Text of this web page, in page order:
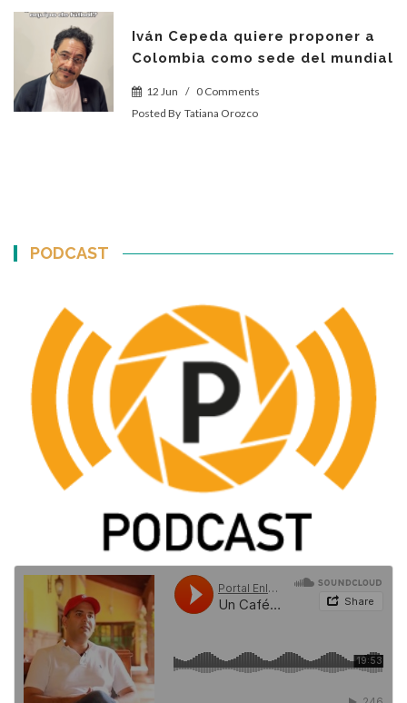
Iván Cepeda quiere proponer a
Colombia como sede del mundial
12 Jun / 0 Comments
Posted By Tatiana Orozco
PODCAST